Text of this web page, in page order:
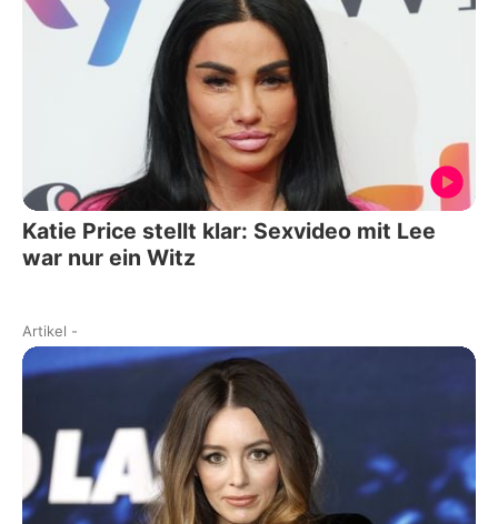
Katie Price stellt klar: Sexvideo mit Lee
war nur ein Witz
Artikel -